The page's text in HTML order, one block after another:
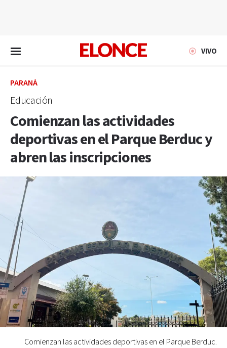
VIVO
PARANÁ
Educación
Comienzan las actividades
deportivas en el Parque Berduc y
abren las inscripciones
Comienzan las actividades deportivas en el Parque Berduc.